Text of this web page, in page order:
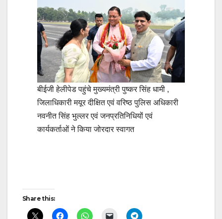
बीईजी हेलीपेड पहुंचे मुख्यमंत्री पुष्कर सिंह धामी ,
जिलाधिकारी मयूर दीक्षित एवं वरिष्ठ पुलिस अधिकारी
नवनीत सिंह भुल्लर एवं जनप्रतिनिधियों एवं
कार्यकर्ताओं ने किया जोरदार स्वागत
Post
navigation
Share this: